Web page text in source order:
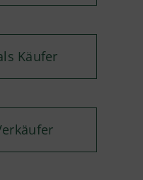
Käufer